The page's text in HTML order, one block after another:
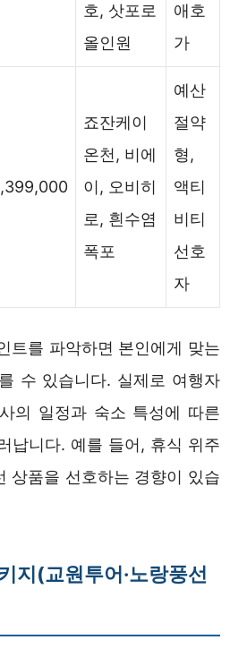
호, 삿포로
올인원
애호
가
죠잔케이
온천, 비에
이, 오비히
로, 흰수염
폭포
예산
절약
형,
액티
비티
선호
자
트를 파악하면 본인에게 맞는
수 있습니다. 실제로 여행자
의 일정과 숙소 특성에 따른
납니다. 예를 들어, 휴식 위주
상품을 선호하는 경향이 있습
지(교원투어·노랑풍선